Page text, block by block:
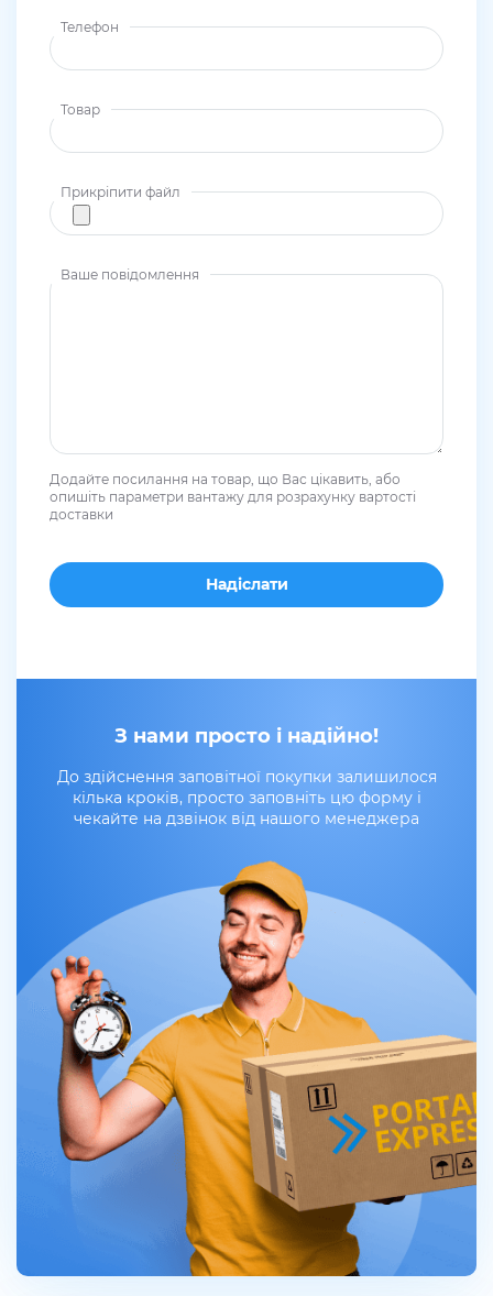
З нами просто і надійно!
До здійснення заповітної покупки залишилося
кілька кроків, просто заповніть цю форму і
чекайте на дзвінок від нашого менеджера
Телефон
Товар
Прикріпити файл
Ваше повідомлення
Додайте посилання на товар, що Вас цікавить, або
опишіть параметри вантажу для розрахунку вартості
доставки